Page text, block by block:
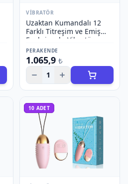
VIBRATÖR
Uzaktan Kumandalı 12
Farklı Titreşim ve Emiş
Fonksiyonlu Vibratör
PERAKENDE
1.065,9 ₺
1
10 ADET